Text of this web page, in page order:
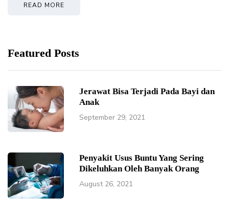
READ MORE
Featured Posts
Jerawat Bisa Terjadi Pada Bayi dan
Anak
September 29, 2021
Penyakit Usus Buntu Yang Sering
Dikeluhkan Oleh Banyak Orang
August 26, 2021